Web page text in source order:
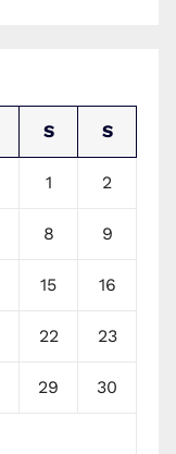
S S
1 2
8 9
15 16
22 23
29 30